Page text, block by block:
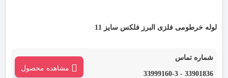
لوله خرطومی فلزی البرز فلکس سایز 11
شماره تماس
33901836 - 33999160-3
مشاهده محصول